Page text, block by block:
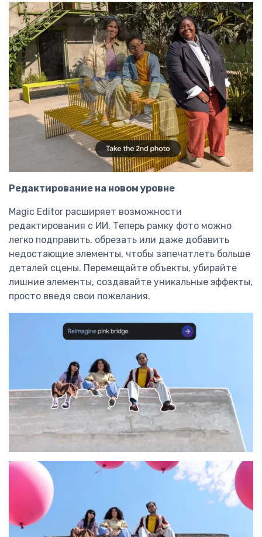
Редактирование на новом уровне
Magic Editor расширяет возможности
редактирования с ИИ. Теперь рамку фото можно
легко подправить, обрезать или даже добавить
недостающие элементы, чтобы запечатлеть больше
деталей сцены. Перемещайте объекты, убирайте
лишние элементы, создавайте уникальные эффекты,
просто введя свои пожелания.